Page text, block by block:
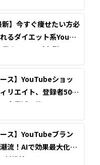
新】今すぐ痩せたい方必
るダイエット系YouTu
業タイアップ事例
ース】YouTubeショッ
リエイト、登録者500
企業活用術
ース】YouTubeブラン
流！AIで効果最大化、
新機能とは